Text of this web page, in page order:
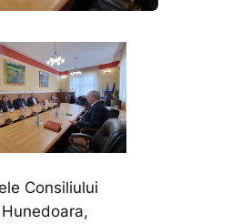
Consiliului